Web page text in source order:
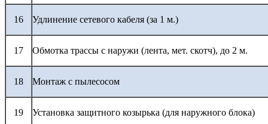
16 Удлинение сетевого кабеля (за 1 м.)
17 Обмотка трассы с наружи (лента, мет. скотч), до 2 м.
18 Монтаж с пылесосом
19 Установка защитного козырька (для наружного блока)